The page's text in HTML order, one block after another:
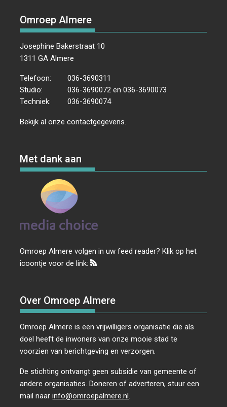
Omroep Almere
Josephine Bakerstraat 10
1311 GA Almere
Telefoon:
036-3690311
Studio:
036-3690072 en 036-3690073
Techniek:
036-3690074
Bekijk al onzecontactgegevens
Met dank aan
Omroep Almere volgen in uw feed reader? Klik op het
icoontje voor de link:
Over Omroep Almere
Omroep Almere is een vrijwilligers organisatie die als
doel heeft de inwoners van onze mooie stad te
voorzien van berichtgeving en verzorgen.
De stichting ontvangt geen subsidie van gemeente of
andere organisaties. Doneren of adverteren, stuur een
mail naarinfo@omroepalmere.nl.